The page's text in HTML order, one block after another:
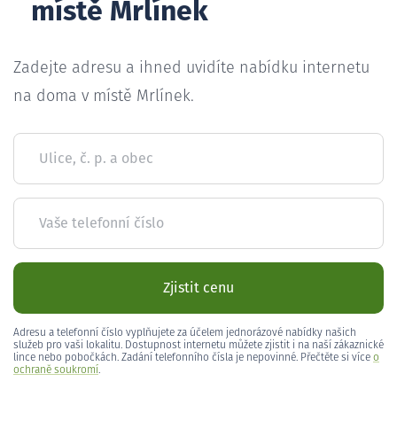
místě Mrlínek
Zadejte adresu a ihned uvidíte nabídku internetu
na doma v místě Mrlínek.
Ulice, č. p. a obec
Vaše telefonní číslo
Zjistit cenu
Adresu a telefonní číslo vyplňujete za účelem jednorázové nabídky našich
služeb pro vaši lokalitu. Dostupnost internetu můžete zjistit i na naší zákaznické
lince nebo pobočkách. Zadání telefonního čísla je nepovinné. Přečtěte si více o
ochraně soukromí.